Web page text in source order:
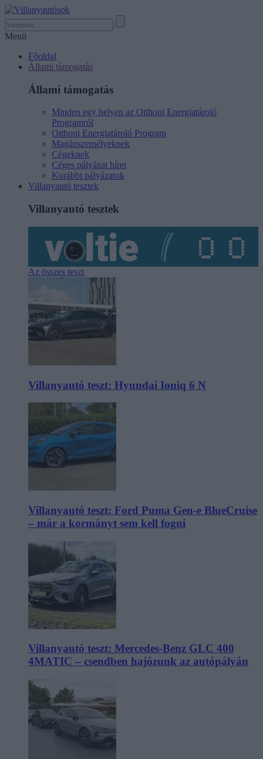
Menü
Főoldal
Állami támogatás
Állami támogatás
Minden egy helyen az Otthoni Energiatároló
Programról
Otthoni Energiatároló Program
Magánszemélyeknek
Cégeknek
Céges pályázat hírei
Korábbi pályázatok
Villanyautó tesztek
Villanyautó tesztek
Az összes teszt
Villanyautó teszt: Hyundai Ioniq 6 N
Villanyautó teszt: Ford Puma Gen-e BlueCruise
– már a kormányt sem kell fogni
Villanyautó teszt: Mercedes-Benz GLC 400
4MATIC – csendben hajózunk az autópályán